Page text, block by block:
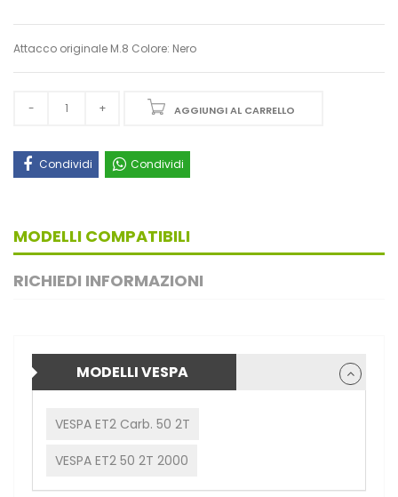
Attacco originale M.8 Colore: Nero
AGGIUNGI AL CARRELLO
Condividi Condividi
MODELLI COMPATIBILI
RICHIEDI INFORMAZIONI
MODELLI VESPA
VESPA ET2 Carb. 50 2T
VESPA ET2 50 2T 2000